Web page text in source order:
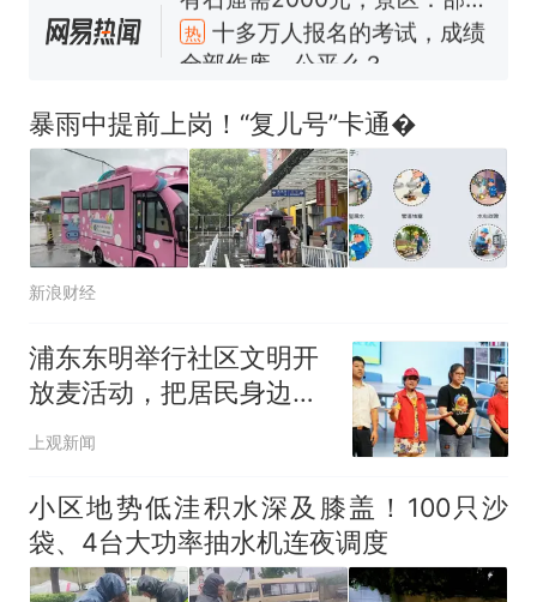
热 十多万人报名的考试，成绩
全部作废，公平么？
上的抢着买
浙江人戒备 "白海豚"已创我国
纪录 带来严重影响
视频丨只要一枚命中就能让航
母瘫痪 轰-6J实力有多强？
泰州父亲的手写家书遗失30
鸟市场搬了，但爱还在
网友称甘肃麦积山景区看完所
有石窟需2000元，景区：部分
石窟受特别保护，游客可按需
热 十多万人报名的考试，成绩
全部作废，公平么？
暴雨中提前上岗！“复儿号”卡通�
新浪财经
浦东东明举行社区文明开
放麦活动，把居民身边事
搬上舞台
上观新闻
小区地势低洼积水深及膝盖！100只沙
袋、4台大功率抽水机连夜调度